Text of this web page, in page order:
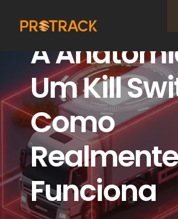
para
conteúdo
Rastreador GPS
Plataforma GPS
Cartão IoT
cobertura
A
Um Kill
Como
Realmente
Funciona